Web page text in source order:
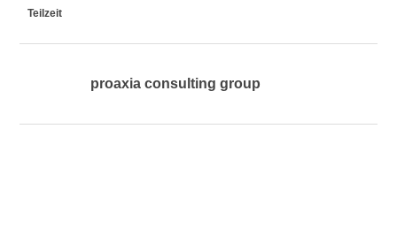
Teilzeit
proaxia consulting group